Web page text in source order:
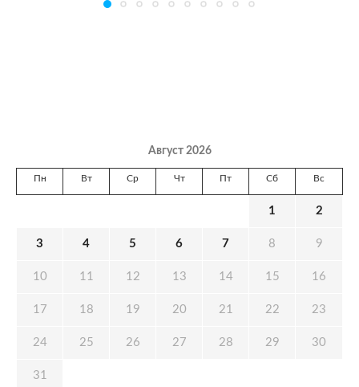
Август 2026
Пн Вт Ср Чт Пт Сб Вс
1 2
3 4 5 6 7 8 9
10 11 12 13 14 15 16
17 18 19 20 21 22 23
24 25 26 27 28 29 30
31